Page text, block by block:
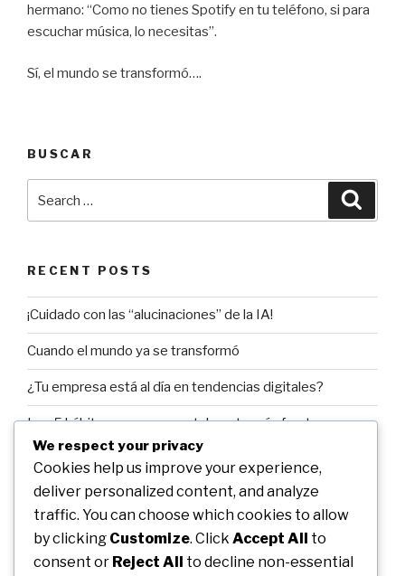
hermano: “Como no tienes Spotify en tu teléfono, si para
escuchar música, lo necesitas”.
Sí, el mundo se transformó….
BUSCAR
for:
RECENT POSTS
¡Cuidado con las “alucinaciones” de la IA!
Cuando el mundo ya se transformó
¿Tu empresa está al día en tendencias digitales?
Los 5 hábitos para ser mentalmente más fuertes y
exitosos.
RECENT COMMENTS
We respect your privacy
Cookies help us improve your experience,
deliver personalized content, and analyze
traffic. You can choose which cookies to allow
by clicking Customize. Click Accept All to
consent or Reject All to decline non-essential